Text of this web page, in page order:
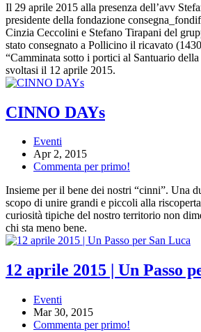
Il 29 aprile 2015 alla presenza dell’avv
presidente della fondazione
Cinzia Ceccolini e Stefano Tirapani del
stato consegnato a Pollicino il ricavato
“Camminata sotto i portici al Santuario
svoltasi il 12 aprile 2015.
CINNO DAYs
Eventi
Apr 2, 2015
Commenta per primo!
Insieme per il bene dei nostri “cinni”. Una
scopo di unire grandi e piccoli alla
curiosità tipiche del nostro territorio non
chi sta meno bene.
12 aprile 2015 | Un Passo
Eventi
Mar 30, 2015
Commenta per primo!